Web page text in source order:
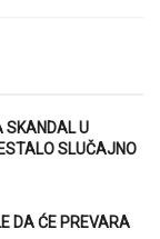
SKANDAL U
SLUČAJNO
DA ĆE PREVARA